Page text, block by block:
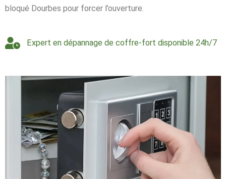
bloqué Dourbes pour forcer l’ouverture.
Expert en dépannage de coffre-fort disponible 24h/7